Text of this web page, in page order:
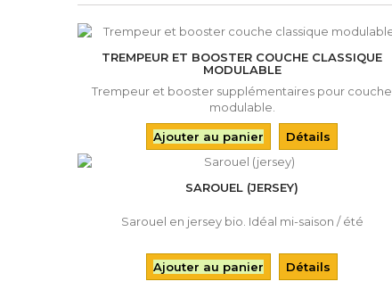
TREMPEUR ET BOOSTER COUCHE CLASSIQUE
MODULABLE
Trempeur et booster supplémentaires pour couche
modulable.
Ajouter au panier Détails
SAROUEL (JERSEY)
Sarouel en jersey bio. Idéal mi-saison / été
Ajouter au panier Détails